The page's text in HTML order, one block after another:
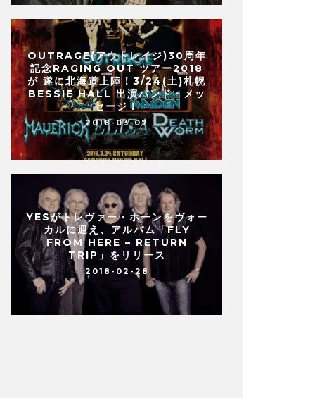
OUTRAGE(アウトレイジ)30周年
記念RAGING OUT ツアー2018
が 遂に北海道上陸！3/24(土)札幌
BESSIE HALL 出演バンド・メッ
セージ！
2018-03-07
YESがトレヴァー・ホーンをヴォー
カルに迎え、アルバム「FLY
FROM HERE – RETURN
TRIP」をリリース
2018-02-28